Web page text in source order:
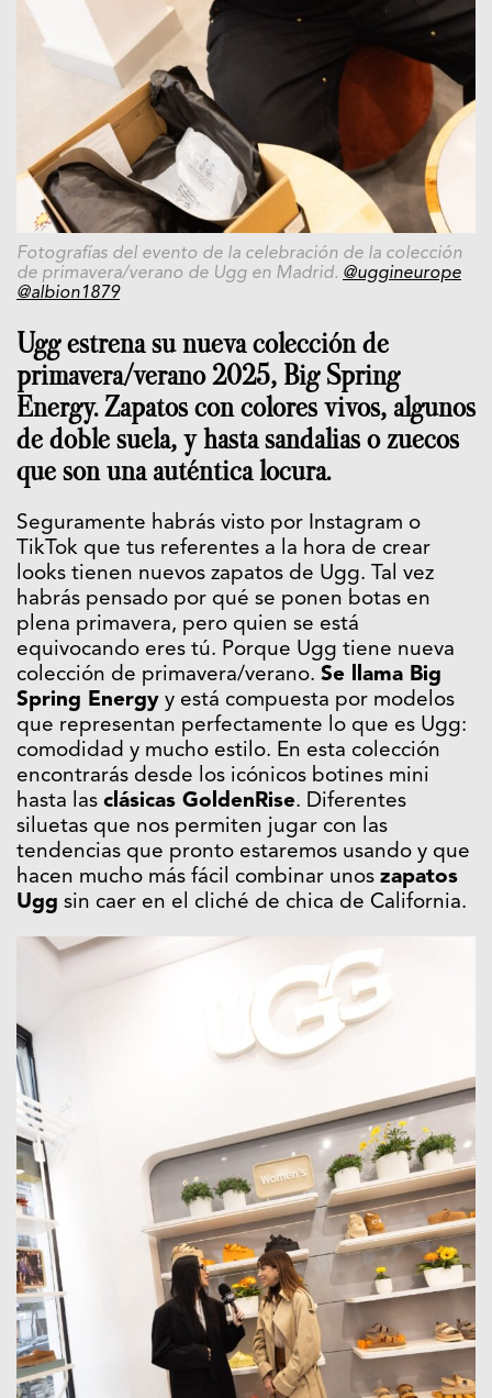
Fotografías del evento de la celebración de la colección
de primavera/verano de Ugg en Madrid. @uggineurope
@albion1879
Ugg estrena su nueva colección de
primavera/verano 2025, Big Spring
Energy. Zapatos con colores vivos, algunos
de doble suela, y hasta sandalias o zuecos
que son una auténtica locura.
Seguramente habrás visto por Instagram o
TikTok que tus referentes a la hora de crear
looks tienen nuevos zapatos de Ugg. Tal vez
habrás pensado por qué se ponen botas en
plena primavera, pero quien se está
equivocando eres tú. Porque Ugg tiene nueva
colección de primavera/verano. Se llama Big
Spring Energy y está compuesta por modelos
que representan perfectamente lo que es Ugg:
comodidad y mucho estilo. En esta colección
encontrarás desde los icónicos botines mini
hasta las clásicas GoldenRise. Diferentes
siluetas que nos permiten jugar con las
tendencias que pronto estaremos usando y que
hacen mucho más fácil combinar unos zapatos
Ugg sin caer en el cliché de chica de California.